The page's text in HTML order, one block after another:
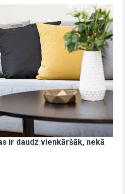
ir daudz vienkāršāk, nekā